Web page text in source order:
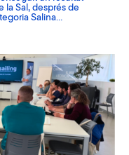
la Sal, després de
Salina…